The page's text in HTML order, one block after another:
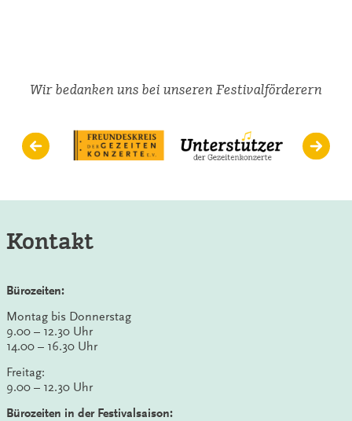
Wir bedanken uns bei unseren Festivalförderern
Kontakt
Bürozeiten:
Montag bis Donnerstag
9.00 – 12.30 Uhr
14.00 – 16.30 Uhr
Freitag:
9.00 – 12.30 Uhr
Bürozeiten in der Festivalsaison: